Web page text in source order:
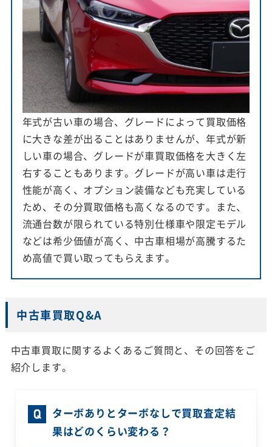
年式が古い車の場合、グレードによって買取価格
に大きな差が出ることはありませんが、年式が新
しい車の場合、グレードが車買取価格を大きく左
右することもあります。グレードが高い車は走行
性能が高く、オプション装備なども充実している
ため、その分買取価格も高くなるのです。また、
流通台数が限られている特別仕様車や限定モデル
などは希少価値が高く、中古車相場が高騰するた
め高値で買い取ってもらえます。
中古車買取Q&A
中古車買取に関するよくあるご質問と、その回答をご
紹介します。
ターボありとターボなしで買取査定結
果はどのくらい変わる？